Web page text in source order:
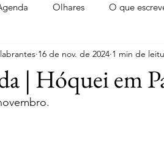
Olhares O que
Alvega e Concavada
Rio de Moinhos
| Hóquei em
16 de nov. de 2024 1 min de